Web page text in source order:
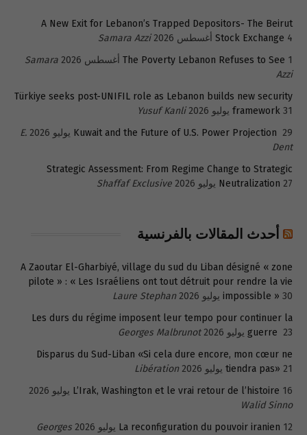
A New Exit for Lebanon’s Trapped Depositors- The Beirut
Stock Exchange 4 أغسطس 2026
Samara Azzi
The Poverty Lebanon Refuses to See 1 أغسطس 2026
Samara
Azzi
Türkiye seeks post-UNIFIL role as Lebanon builds new security
framework 31 يوليو 2026
Yusuf Kanli
Kuwait and the Future of U.S. Power Projection 29 يوليو 2026
E.
Dent
Strategic Assessment: From Regime Change to Strategic
Neutralization 27 يوليو 2026 Shaffaf Exclusive
أحدث المقالات بالفرنسية
A Zaoutar El-Gharbiyé, village du sud du Liban désigné « zone
pilote » : « Les Israéliens ont tout détruit pour rendre la vie
impossible » 30 يوليو 2026
Laure Stephan
Les durs du régime imposent leur tempo pour continuer la
guerre 23 يوليو 2026
Georges Malbrunot
Disparus du Sud-Liban «Si cela dure encore, mon cœur ne
tiendra pas» 21 يوليو 2026
Libération
L’Irak, Washington et le vrai retour de l’histoire 16 يوليو 2026
Walid Sinno
La reconfiguration du pouvoir iranien 12 يوليو 2026
Georges